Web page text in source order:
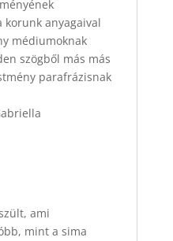
korunk anyagaival
médiumoknak
szögből más más
parafrázisnak
ami
mint a sima